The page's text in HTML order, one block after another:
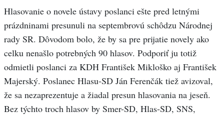
Hlasovanie o novele ústavy poslanci ešte pred letnými
prázdninami presunuli na septembrovú schôdzu Národnej
rady SR. Dôvodom bolo, že by sa pre prijatie novely ako
celku nenašlo potrebných 90 hlasov. Podporiť ju totiž
odmietli poslanci za KDH František Mikloško aj František
Majerský. Poslanec Hlasu-SD Ján Ferenčák tiež avizoval,
že sa nezaprezentuje a žiadal presun hlasovania na jeseň.
Bez týchto troch hlasov by Smer-SD, Hlas-SD, SNS,